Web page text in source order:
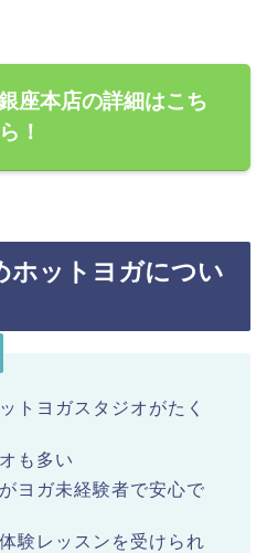
座本店の詳細はこち
ら！
ホットヨガについ
トヨガスタジオがたく
も多い
ヨガ未経験者で安心で
験レッスンを受けられ